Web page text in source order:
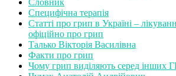
Словник
Специфічна терапія
Статті про грип в Україні –
офіційно про грип
Талько Вікторія Василівна
Факти про грип
Чому грип виділяють серед інших